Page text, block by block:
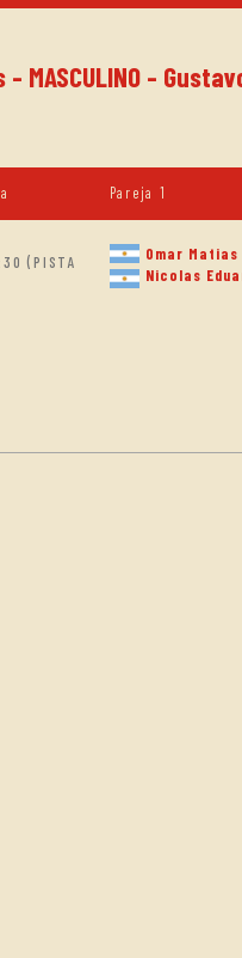
MASCULINO -
Pareja 1
(PISTA
Omar
Nicolas